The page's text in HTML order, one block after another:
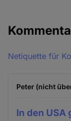
Netiquette für
Peter (nicht
In den USA